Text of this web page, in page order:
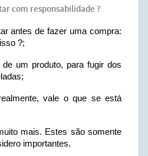
com responsabilidade ?
antes de fazer uma compra:
?;
um produto, para fugir dos
vale o que se está
mais. Estes são somente
importantes.